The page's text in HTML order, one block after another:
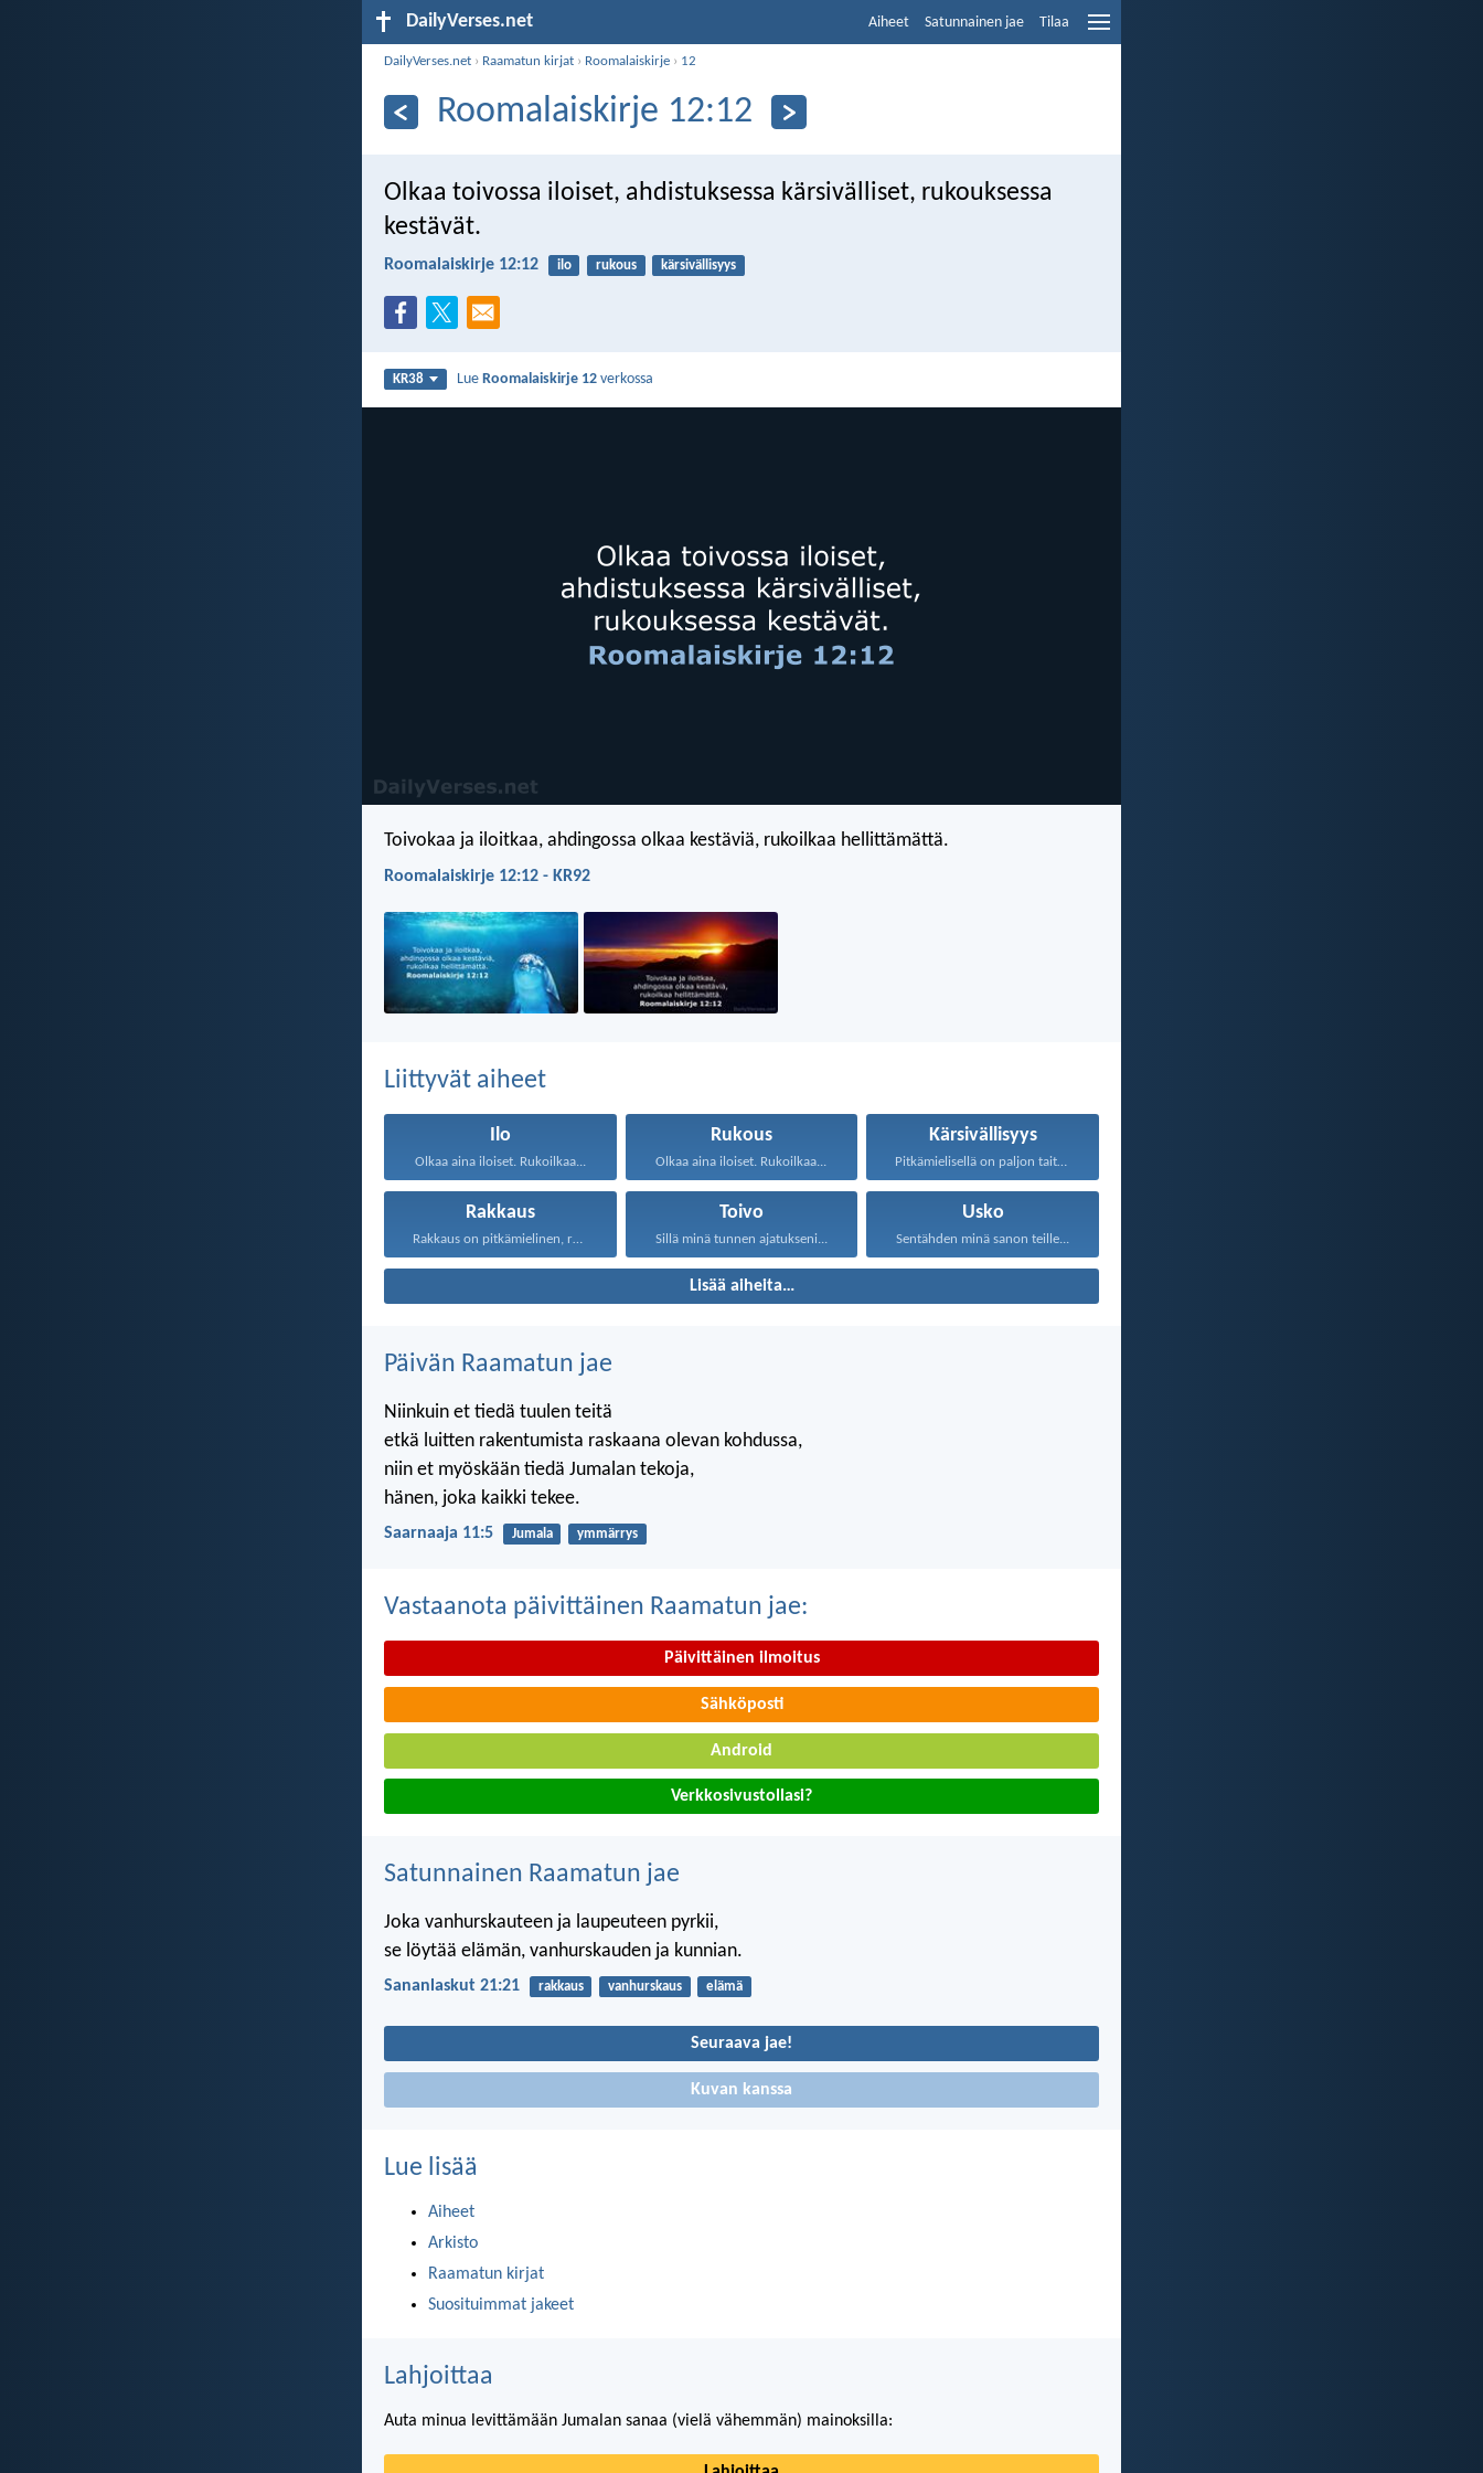
DailyVerses.net Aiheet Satunnainen jae Tilaa
DailyVerses.net › Raamatun kirjat › Roomalaiskirje › 12
Roomalaiskirje 12:12
Olkaa toivossa iloiset, ahdistuksessa kärsivälliset, rukouksessa
kestävät.
Roomalaiskirje 12:12 ilo rukous kärsivällisyys
KR38 LueRoomalaiskirje 12 verkossa
Toivokaa ja iloitkaa, ahdingossa olkaa kestäviä, rukoilkaa hellittämättä.
Roomalaiskirje 12:12 - KR92
Liittyvät aiheet
Ilo
Olkaa aina iloiset. Rukoilkaa...
Rukous
Olkaa aina iloiset. Rukoilkaa...
Kärsivällisyys
Pitkämielisellä on paljon taitoa...
Rakkaus
Rakkaus on pitkämielinen, rakkaus...
Toivo
Sillä minä tunnen ajatukseni...
Usko
Sentähden minä sanon teille...
Lisää aiheita…
Päivän Raamatun jae
Niinkuin et tiedä tuulen teitä
etkä luitten rakentumista raskaana olevan kohdussa,
niin et myöskään tiedä Jumalan tekoja,
hänen, joka kaikki tekee.
Saarnaaja 11:5 Jumala ymmärrys
Vastaanota päivittäinen Raamatun jae:
Päivittäinen ilmoitus
Sähköposti
Android
Verkkosivustollasi?
Satunnainen Raamatun jae
Joka vanhurskauteen ja laupeuteen pyrkii,
se löytää elämän, vanhurskauden ja kunnian.
Sananlaskut 21:21 rakkaus vanhurskaus elämä
Seuraava jae!
Kuvan kanssa
Lue lisää
Aiheet
Arkisto
Raamatun kirjat
Suosituimmat jakeet
Lahjoittaa
Auta minua levittämään Jumalan sanaa (vielä vähemmän) mainoksilla: